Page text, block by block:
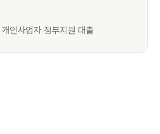
인사업자 정부지원 대출